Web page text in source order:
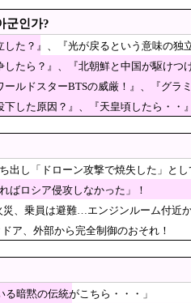
ショい“ムカデ行進”を披露「高市！打倒
性接待
「無期懲役」の判決 当時17歳少年に「
証拠隠滅か？」
7］
する日本人の反応をご
報道に対し、極めて強い不満や苦情が出
最低10万払わないと住めないの」
館、「これが米国人
ガラスと防弾バッグSP
군인가?
た？』、『光が戻るという意味の独
たら？』、『北朝鮮と中国が駆けつ
ルドスターBTSの威厳！』、『グラ
した原因？』、『天皇頃したら・・』
出し「ドローン攻撃で焼失した」と
ばロシア侵攻しなかった」！
、乗員は避難…エンジンルーム付近
ア、外部から完全制御のおそれ！
暗黙の伝統がこちら・・・」